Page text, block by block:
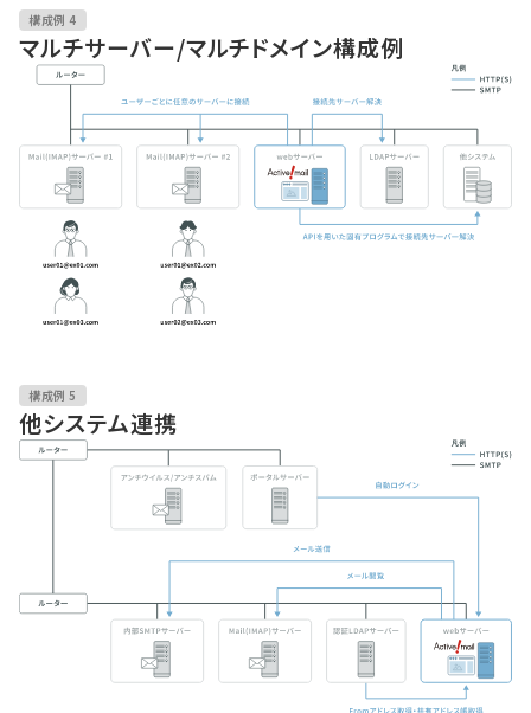
構成例 4
マルチサーバー/マルチドメイン構成例
構成例 5
他システム連携